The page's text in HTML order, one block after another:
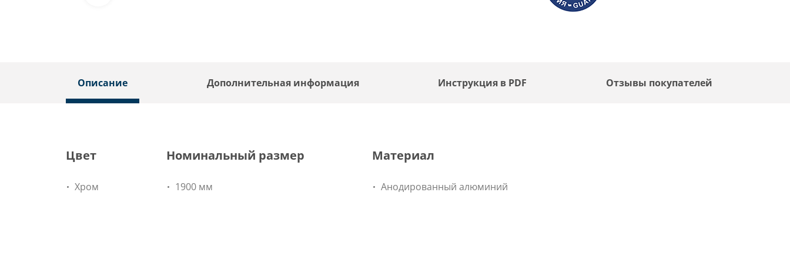
Описание Дополнительная информация Инструкция в PDF Отзывы покупателей
Цвет
Хром
Номинальный размер
1900 мм
Материал
Анодированный алюминий